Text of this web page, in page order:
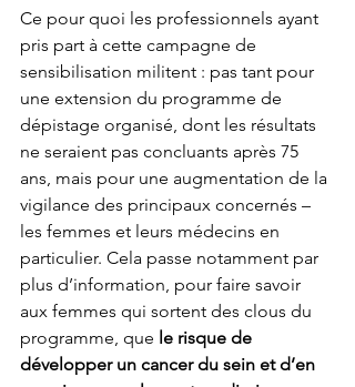
Ce pour quoi les professionnels ayant
pris part à cette campagne de
sensibilisation militent : pas tant pour
une extension du programme de
dépistage organisé, dont les résultats
ne seraient pas concluants après 75
ans, mais pour une augmentation de la
vigilance des principaux concernés –
les femmes et leurs médecins en
particulier. Cela passe notamment par
plus d’information, pour faire savoir
aux femmes qui sortent des clous du
programme, que le risque de
développer un cancer du sein et d’en